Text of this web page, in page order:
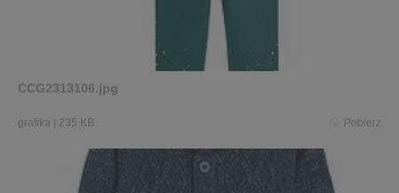
CCG2313106.jpg
grafika 235 KB Pobierz